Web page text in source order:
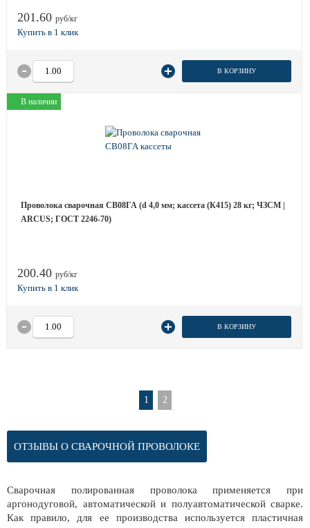
201.60 руб/кг
В КОРЗИНУ
В наличии
Проволока сварочная СВ08ГА (d 4,0 мм; кассета (К415) 28 кг; ЧЗСМ |
ARCUS; ГОСТ 2246-70)
200.40 руб/кг
В КОРЗИНУ
1 2
ОТЗЫВЫ О СВАРОЧНОЙ ПРОВОЛОКЕ
Сварочная полированная проволока применяется при
аргонодуговой, автоматической и полуавтоматической сварке.
Как правило, для ее производства используется пластичная